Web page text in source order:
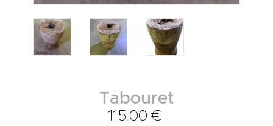
Tabouret
115.00 €